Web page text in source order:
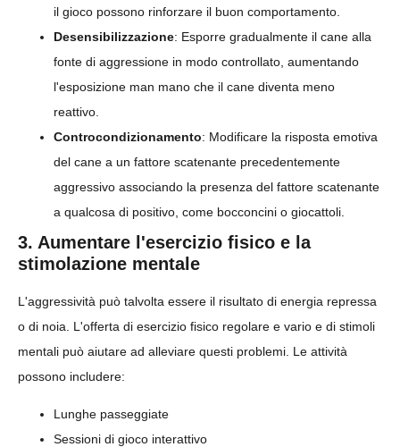
il gioco possono rinforzare il buon comportamento.
Desensibilizzazione: Esporre gradualmente il cane alla
fonte di aggressione in modo controllato, aumentando
l'esposizione man mano che il cane diventa meno
reattivo.
Controcondizionamento: Modificare la risposta emotiva
del cane a un fattore scatenante precedentemente
aggressivo associando la presenza del fattore scatenante
a qualcosa di positivo, come bocconcini o giocattoli.
3. Aumentare l'esercizio fisico e la
stimolazione mentale
L'aggressività può talvolta essere il risultato di energia repressa
o di noia. L'offerta di esercizio fisico regolare e vario e di stimoli
mentali può aiutare ad alleviare questi problemi. Le attività
possono includere:
Lunghe passeggiate
Sessioni di gioco interattivo